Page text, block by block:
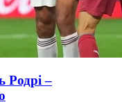
Родрі –